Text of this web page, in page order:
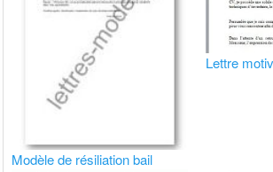
Modèle de résiliation bail
Lettre